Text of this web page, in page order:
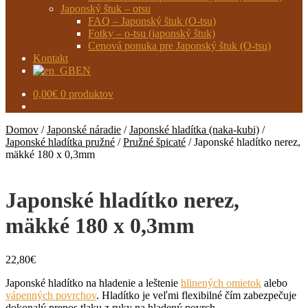
Japonský štuk – otsu
FAQ – Japonský štuk (O-tsu)
Fotky – o-tsu (japonský štuk)
Cenová ponuka pre Japonský štuk (O-tsu)
Kontakt
EN
0,00€ 0 produktov
Domov /Japonské náradie /Japonské hladítka (naka-kubi) /
Japonské hladítka pružné /Pružné špicaté /Japonské hladítko nerez,
mäkké 180 x 0,3mm
Japonské hladítko nerez,
mäkké 180 x 0,3mm
22,80€
Japonské hladítko na hladenie a leštenie hlinených omietok alebo
vápenných povrchov. Hladítko je veľmi flexibilné čím zabezpečuje